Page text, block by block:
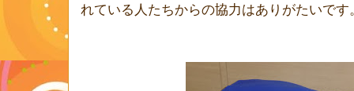
れている人たちからの協力はありがたいです